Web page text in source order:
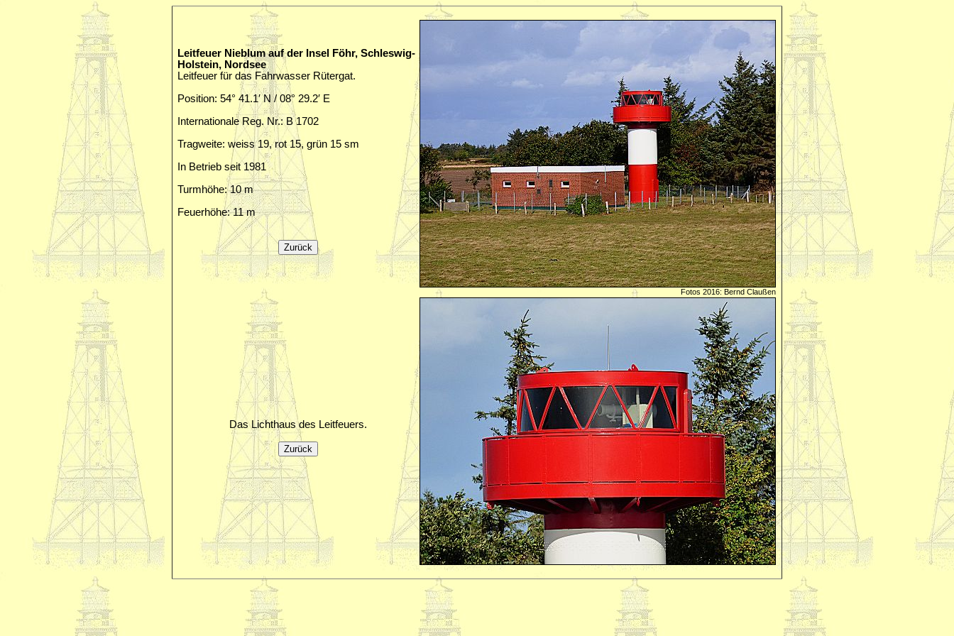
Leitfeuer Nieblum auf der Insel Föhr, Schleswig-
Holstein, Nordsee
Leitfeuer für das Fahrwasser Rütergat.
Position: 54° 41.1′ N / 08° 29.2′ E
Internationale Reg. Nr.: B 1702
Tragweite: weiss 19, rot 15, grün 15 sm
In Betrieb seit 1981
Turmhöhe: 10 m
Feuerhöhe: 11 m
Fotos 2016: Bernd Claußen
Das Lichthaus des Leitfeuers.